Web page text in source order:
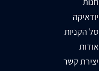
יודאיקה
סל הקניות
אודות
יצירת קשר